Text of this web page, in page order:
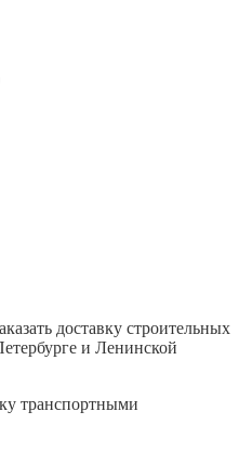
доставку строительных
и Ленинской
транспортными